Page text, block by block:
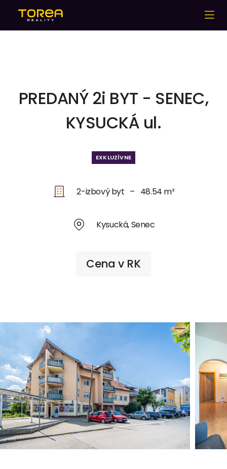
PREDANÝ 2i BYT - SENEC,
KYSUCKÁ ul.
EXKLUZÍVNE
2-izbový byt – 48.54 m²
Kysucká, Senec
Cena v RK